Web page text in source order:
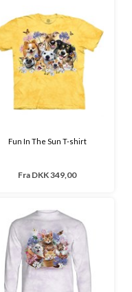
Fun In The Sun T-shirt
Fra DKK 349,00